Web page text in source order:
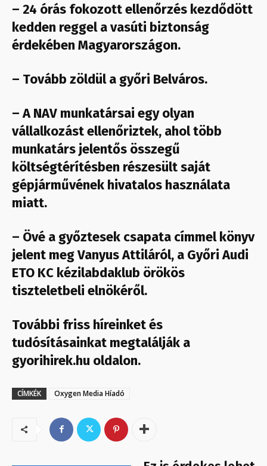
– 24 órás fokozott ellenőrzés kezdődött
kedden reggel a vasúti biztonság
érdekében Magyarországon.
– Tovább zöldül a győri Belváros.
– A NAV munkatársai egy olyan
vállalkozást ellenőriztek, ahol több
munkatárs jelentős összegű
költségtérítésben részesült saját
gépjárművének hivatalos használata
miatt.
– Övé a győztesek csapata címmel könyv
jelent meg Vanyus Attiláról, a Győri Audi
ETO KC kézilabdaklub örökös
tiszteletbeli elnökéről.
További friss híreinket és
tudósításainkat megtalálják a
gyorihirek.hu oldalon.
CÍMKÉK Oxygen Media Híadó